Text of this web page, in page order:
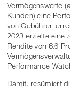
Vermögenswerte
Kunden) eine
von Gebühren
2023 erzielte eine
Rendite von 6.6
Performance
Damit, resümiert